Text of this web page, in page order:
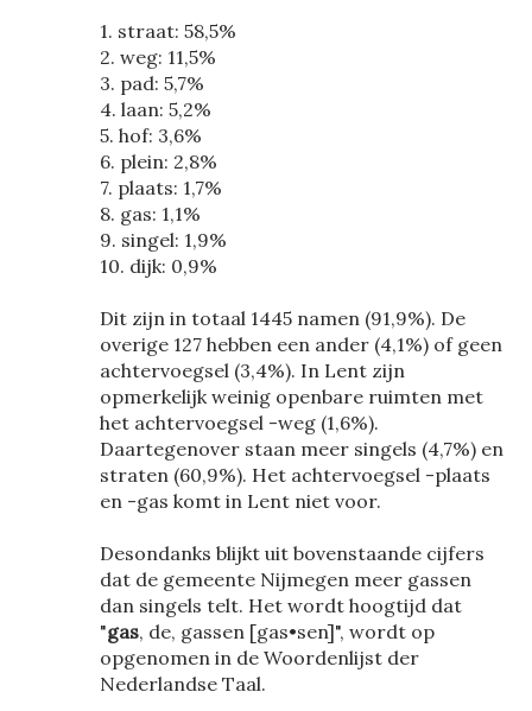
1. straat: 58,5%
2. weg: 11,5%
3. pad: 5,7%
4. laan: 5,2%
5. hof: 3,6%
6. plein: 2,8%
7. plaats: 1,7%
8. gas: 1,1%
9. singel: 1,9%
10. dijk: 0,9%
Dit zijn in totaal 1445 namen (91,9%). De
overige 127 hebben een ander (4,1%) of geen
achtervoegsel (3,4%). In Lent zijn
opmerkelijk weinig openbare ruimten met
het achtervoegsel -weg (1,6%).
Daartegenover staan meer singels (4,7%) en
straten (60,9%). Het achtervoegsel -plaats
en -gas komt in Lent niet voor.
Desondanks blijkt uit bovenstaande cijfers
dat de gemeente Nijmegen meer gassen
dan singels telt. Het wordt hoogtijd dat
"gas, de, gassen [gas•sen]", wordt op
opgenomen in de Woordenlijst der
Nederlandse Taal.